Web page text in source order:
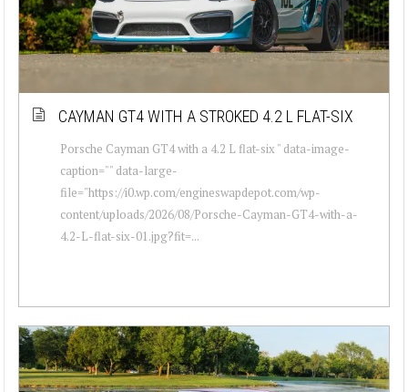
CAYMAN GT4 WITH A STROKED 4.2 L FLAT-SIX
Porsche Cayman GT4 with a 4.2 L flat-six " data-image-
caption="" data-large-
file="https://i0.wp.com/engineswapdepot.com/wp-
content/uploads/2026/08/Porsche-Cayman-GT4-with-a-
4.2-L-flat-six-01.jpg?fit=...